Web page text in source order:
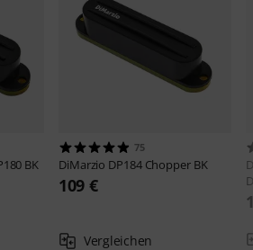
BK
75
DiMarzio DP184 Chopper BK
109 €
Vergleichen